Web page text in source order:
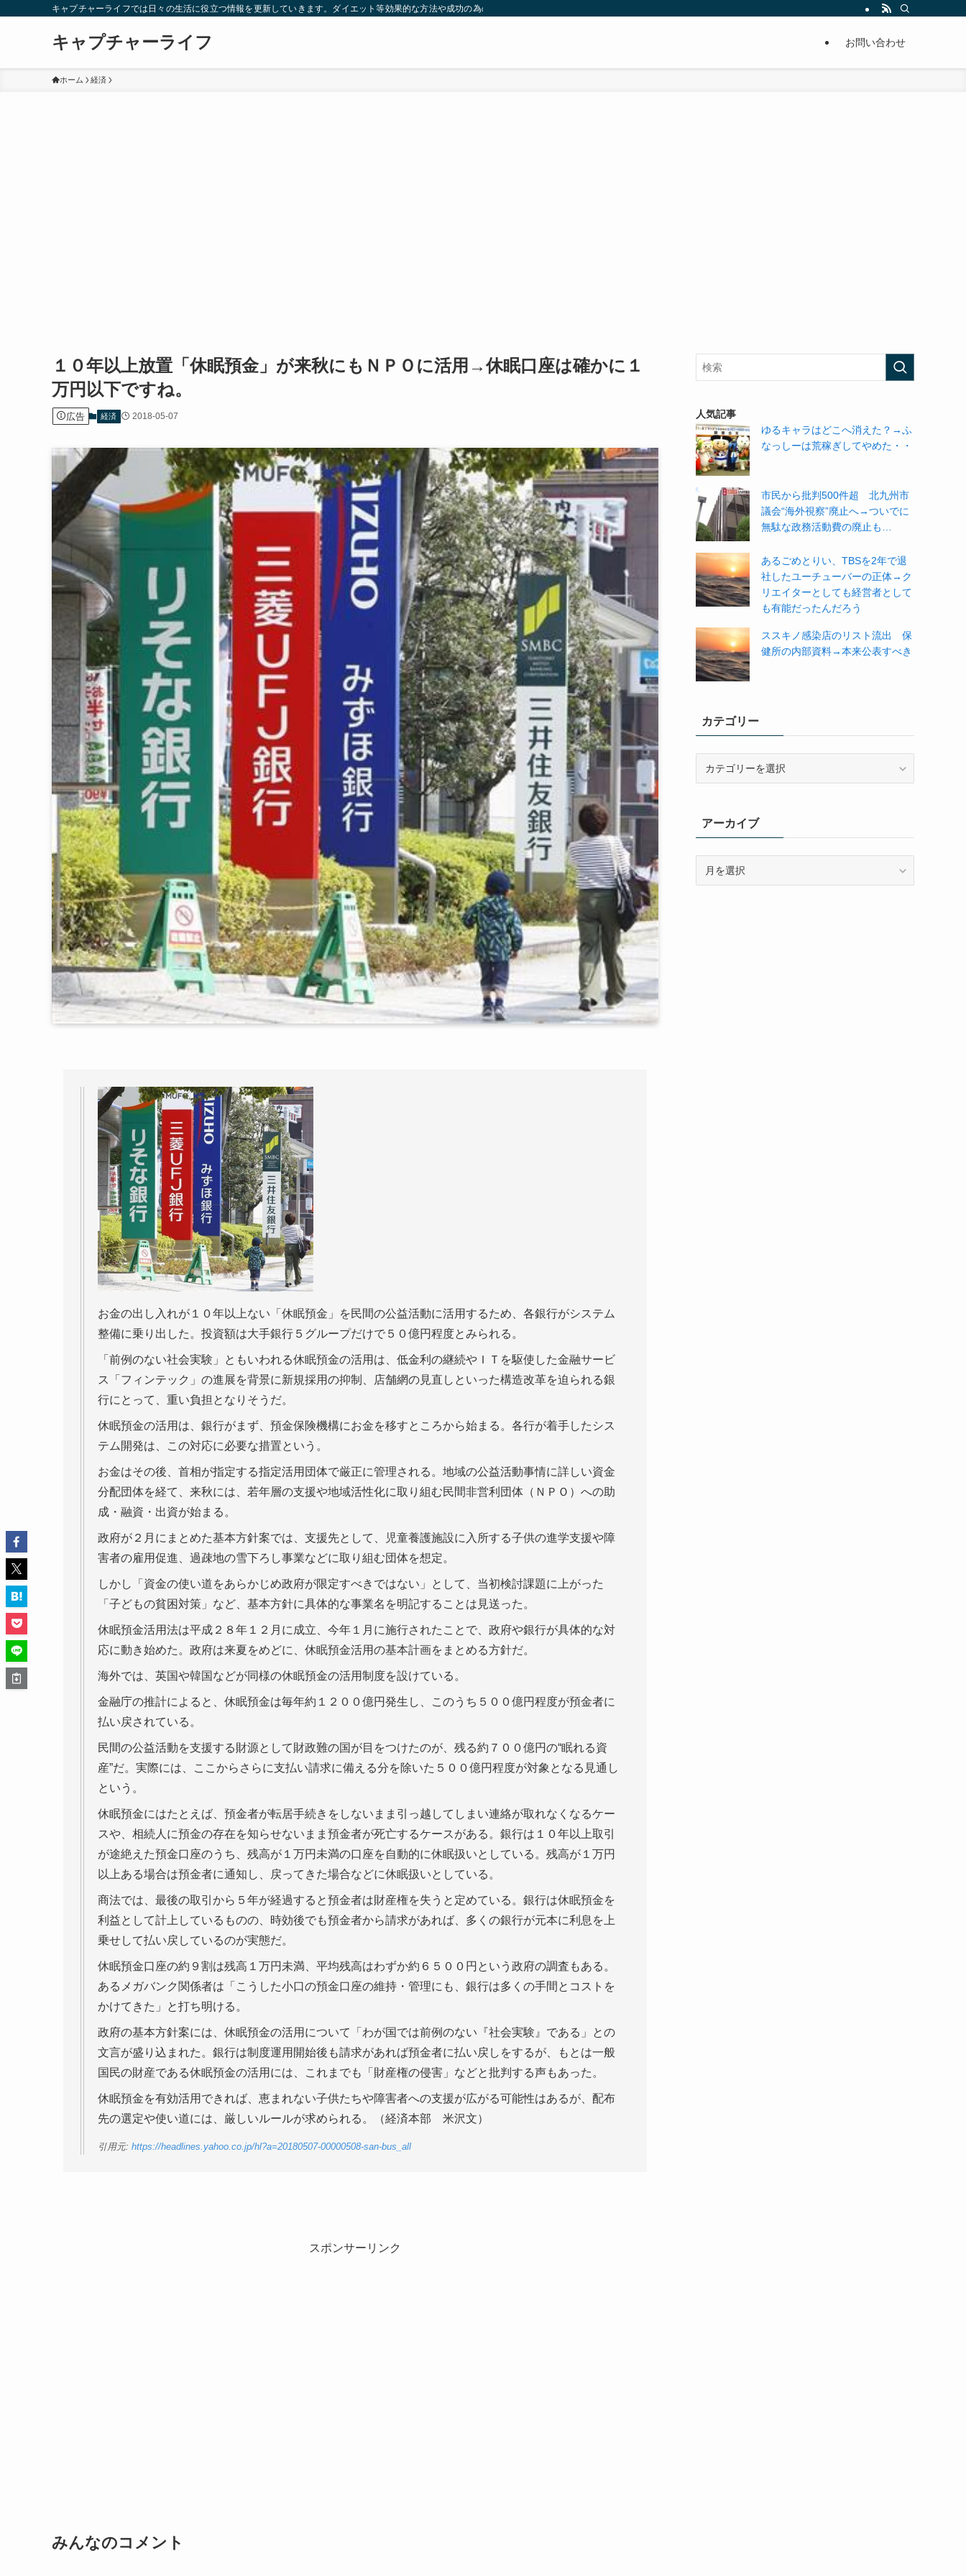
キャプチャーライフでは日々の生活に役立つ情報を更新していきます。ダイエット等効果的な方法や成功の為の秘訣等。太ったり悩んでいる方々が簡単に痩せることが出来るように分かりやすくまとめています。
キャプチャーライフ お問い合わせ
ホーム 経済
１０年以上放置「休眠預金」が来秋にもＮＰＯに活用→休眠口座は確かに１
万円以下ですね。
広告 経済 2018-05-07
お金の出し入れが１０年以上ない「休眠預金」を民間の公益活動に活用するため、各銀行がシステム
整備に乗り出した。投資額は大手銀行５グループだけで５０億円程度とみられる。
「前例のない社会実験」ともいわれる休眠預金の活用は、低金利の継続やＩＴを駆使した金融サービ
ス「フィンテック」の進展を背景に新規採用の抑制、店舗網の見直しといった構造改革を迫られる銀
行にとって、重い負担となりそうだ。
休眠預金の活用は、銀行がまず、預金保険機構にお金を移すところから始まる。各行が着手したシス
テム開発は、この対応に必要な措置という。
お金はその後、首相が指定する指定活用団体で厳正に管理される。地域の公益活動事情に詳しい資金
分配団体を経て、来秋には、若年層の支援や地域活性化に取り組む民間非営利団体（ＮＰＯ）への助
成・融資・出資が始まる。
政府が２月にまとめた基本方針案では、支援先として、児童養護施設に入所する子供の進学支援や障
害者の雇用促進、過疎地の雪下ろし事業などに取り組む団体を想定。
しかし「資金の使い道をあらかじめ政府が限定すべきではない」として、当初検討課題に上がった
「子どもの貧困対策」など、基本方針に具体的な事業名を明記することは見送った。
休眠預金活用法は平成２８年１２月に成立、今年１月に施行されたことで、政府や銀行が具体的な対
応に動き始めた。政府は来夏をめどに、休眠預金活用の基本計画をまとめる方針だ。
海外では、英国や韓国などが同様の休眠預金の活用制度を設けている。
金融庁の推計によると、休眠預金は毎年約１２００億円発生し、このうち５００億円程度が預金者に
払い戻されている。
民間の公益活動を支援する財源として財政難の国が目をつけたのが、残る約７００億円の“眠れる資
産”だ。実際には、ここからさらに支払い請求に備える分を除いた５００億円程度が対象となる見通し
という。
休眠預金にはたとえば、預金者が転居手続きをしないまま引っ越してしまい連絡が取れなくなるケー
スや、相続人に預金の存在を知らせないまま預金者が死亡するケースがある。銀行は１０年以上取引
が途絶えた預金口座のうち、残高が１万円未満の口座を自動的に休眠扱いとしている。残高が１万円
以上ある場合は預金者に通知し、戻ってきた場合などに休眠扱いとしている。
商法では、最後の取引から５年が経過すると預金者は財産権を失うと定めている。銀行は休眠預金を
利益として計上しているものの、時効後でも預金者から請求があれば、多くの銀行が元本に利息を上
乗せして払い戻しているのが実態だ。
休眠預金口座の約９割は残高１万円未満、平均残高はわずか約６５００円という政府の調査もある。
あるメガバンク関係者は「こうした小口の預金口座の維持・管理にも、銀行は多くの手間とコストを
かけてきた」と打ち明ける。
政府の基本方針案には、休眠預金の活用について「わが国では前例のない『社会実験』である」との
文言が盛り込まれた。銀行は制度運用開始後も請求があれば預金者に払い戻しをするが、もとは一般
国民の財産である休眠預金の活用には、これまでも「財産権の侵害」などと批判する声もあった。
休眠預金を有効活用できれば、恵まれない子供たちや障害者への支援が広がる可能性はあるが、配布
先の選定や使い道には、厳しいルールが求められる。（経済本部 米沢文）
引用元: https://headlines.yahoo.co.jp/hl?a=20180507-00000508-san-bus_all
スポンサーリンク
みんなのコメント
人気記事
ゆるキャラはどこへ消えた？→ふ
なっしーは荒稼ぎしてやめた・・
市民から批判500件超 北九州市
議会“海外視察”廃止へ→ついでに
無駄な政務活動費の廃止も…
あるごめとりい、TBSを2年で退
社したユーチューバーの正体→ク
リエイターとしても経営者として
も有能だったんだろう
ススキノ感染店のリスト流出 保
健所の内部資料→本来公表すべき
カテゴリー
ーアーカイブ